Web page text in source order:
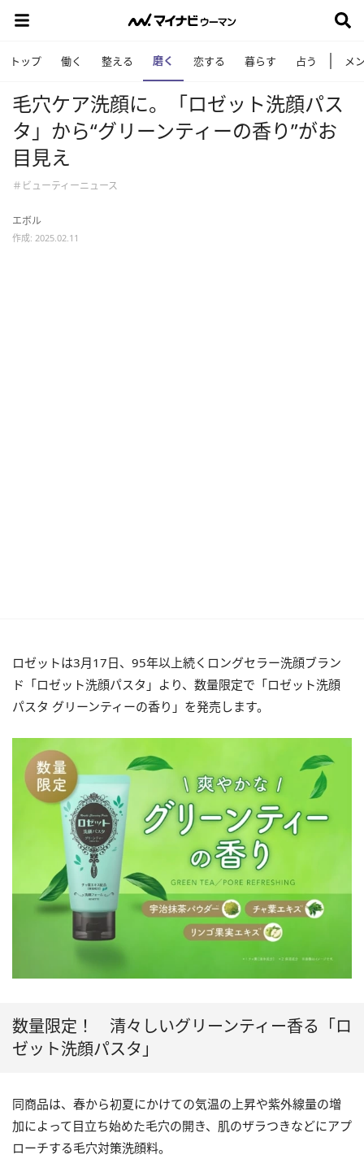
トップ 働く 整える 磨く 恋する 暮らす 占う メ
毛穴ケア洗顔に。「ロゼット洗顔パス
タ」から“グリーンティーの香り”がお
目見え
＃ビューティーニュース
エボル
作成: 2025.02.11
ロゼットは3月17日、95年以上続くロングセラー洗顔ブラン
ド「ロゼット洗顔パスタ」より、数量限定で「ロゼット洗顔
パスタ グリーンティーの香り」を発売します。
数量限定！ 清々しいグリーンティー香る「ロ
ゼット洗顔パスタ」
同商品は、春から初夏にかけての気温の上昇や紫外線量の増
加によって目立ち始めた毛穴の開き、肌のザラつきなどにアプ
ローチする毛穴対策洗顔料。